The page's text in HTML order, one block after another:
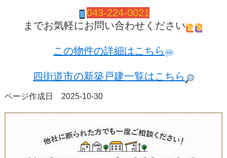
043-224-0021
までお気軽にお問い合わせください
この物件の詳細はこちら
四街道市の新築戸建一覧はこちら
ページ作成日 2025-10-30